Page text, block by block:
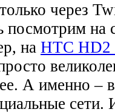
через
посмотрим на
на HTC HD2
А именно –
сети.